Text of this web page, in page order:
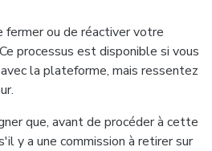
ou de réactiver votre
processus est disponible si vous
la plateforme, mais ressentez
que, avant de procéder à cette
y a une commission à retirer sur